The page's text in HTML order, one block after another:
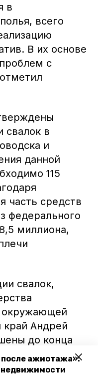
ажиотажа»:
в
всего
В их основе
с
свалок в
и
данной
115
часть средств
федерального
миллиона,
свалок,
окружающей
край Андрей
до конца
в